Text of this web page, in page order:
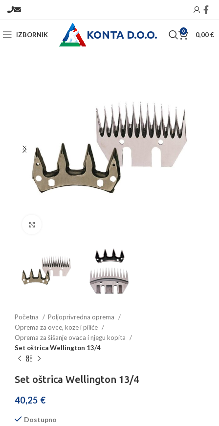
IZBORNIK KONTA D.O.O. 0 0,00€
Početna
Poljoprivredna oprema
Oprema za ovce, koze i piliće
Oprema za šišanje ovaca i njegu kopita
Set oštrica Wellington 13/4
Set oštrica Wellington 13/4
40,25 €
Dostupno